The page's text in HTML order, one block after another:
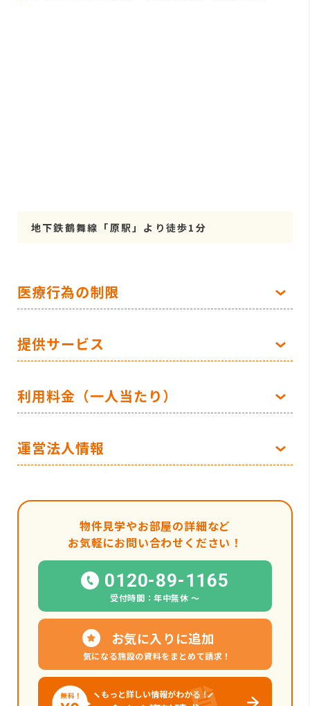
地下鉄鶴舞線「原駅」より徒歩1分
医療行為の制限
提供サービス
利用料金（一人当たり）
運営法人情報
物件見学やお部屋の詳細など
お気軽にお問い合わせください！
0120-89-1165
受付時間：年中無休 〜
お気に入りに追加
気になる施設の資料をまとめて請求！
もっと詳しい情報がわかる！